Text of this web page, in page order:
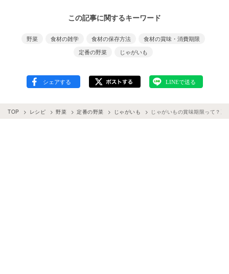
この記事に関するキーワード
野菜 食材の雑学 食材の保存方法
食材の賞味・消費期限
定番の野菜
じゃがいも
TOP レシピ 野菜 定番の野菜 じゃがいも じゃがいもの賞味期限って？